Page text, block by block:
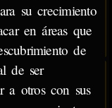
su crecimiento
en áreas que
de
de ser
a otros con sus